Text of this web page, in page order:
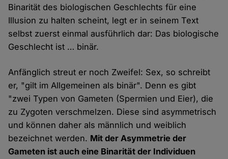
Binarität des biologischen Geschlechts für eine
Illusion zu halten scheint, legt er in seinem Text
selbst zuerst einmal ausführlich dar: Das biologische
Geschlecht ist … binär.
Anfänglich streut er noch Zweifel: Sex, so schreibt
er, "gilt im Allgemeinen als binär". Denn es gibt
"zwei Typen von Gameten (Spermien und Eier), die
zu Zygoten verschmelzen. Diese sind asymmetrisch
und können daher als männlich und weiblich
bezeichnet werden. Mit der Asymme­trie der
Gameten ist auch eine Binarität der Individuen